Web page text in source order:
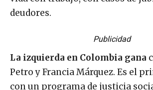
deudores.
Publicidad
La izquierda en Colombia gana
Petro y Francia Márquez. Es el
con un programa de justicia